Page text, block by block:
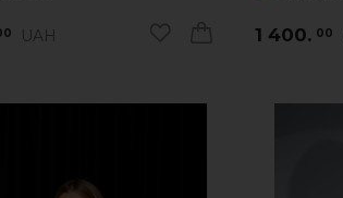
UAH 1 400. 00